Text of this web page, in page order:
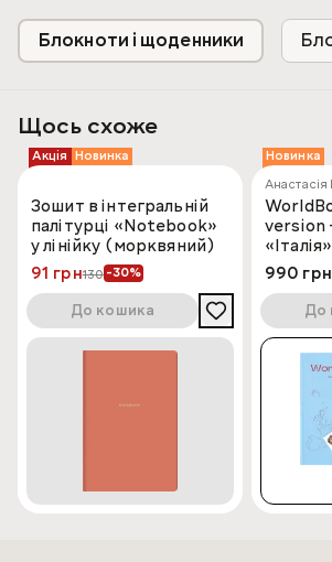
Блокноти і щоденники
Щось схоже
Акція Новинка
Зошит в інтегральній
палітурці «Notebook»
у лінійку (морквяний)
91 грн130 -30%
До кошика
Новинка
version
«Італія»
990 грн
До